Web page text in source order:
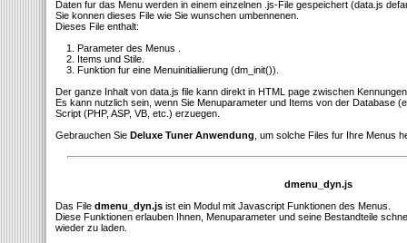
Daten fur das Menu werden in einem einzelnen .js-File gespeichert (data.js
Sie konnen dieses File wie Sie wunschen umbennenen.
Dieses File enthalt:
1. Parameter des Menus .
2. Items und Stile.
3. Funktion fur eine Menuinitialiierung (dm_init()).
Der ganze Inhalt von data.js file kann direkt in HTML page zwischen
Es kann nutzlich sein, wenn Sie Menuparameter und Items von der Database
Script (PHP, ASP, VB, etc.) erzuegen.
Gebrauchen Sie Deluxe Tuner Anwendung , um solche Files fur Ihre Menus
dmenu_dyn.js
Das File dmenu_dyn.js ist ein Modul mit Javascript Funktionen des Menus.
Diese Funktionen erlauben Ihnen, Menuparameter und seine Bestandteile
wieder zu laden.